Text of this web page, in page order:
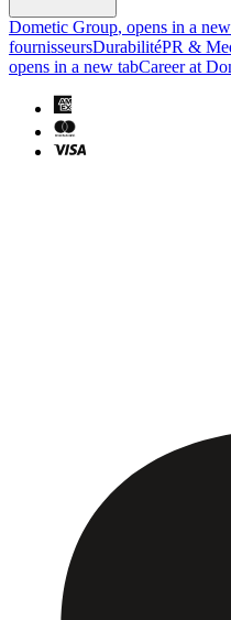
Dometic Group, opens in a
fournisseursDurabilitéPR &
opens in a new tabCareer at